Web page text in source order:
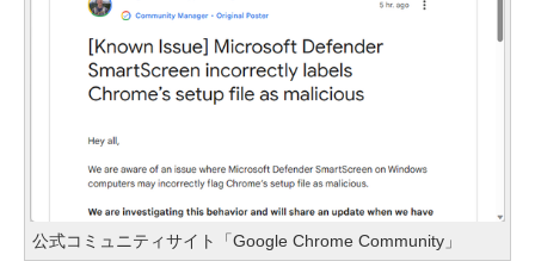
公式コミュニティサイト「Google Chrome Community」